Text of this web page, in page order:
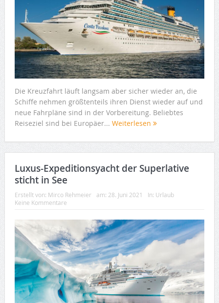
Die Kreuzfahrt läuft langsam aber sicher wieder an, die
Schiffe nehmen größtenteils ihren Dienst wieder auf und
neue Fahrpläne sind in der Vorbereitung. Beliebtes
Reiseziel sind bei Europäer... Weiterlesen
Luxus-Expeditionsyacht der Superlative
sticht in See
Erstellt von: Mirco Rehmeier am: 28. Juni 2021 In: Urlaub
Keine Kommentare